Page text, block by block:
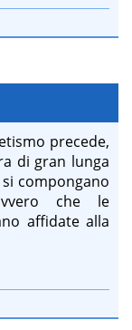
precede,
di gran lunga
compongano
che le
affidate alla